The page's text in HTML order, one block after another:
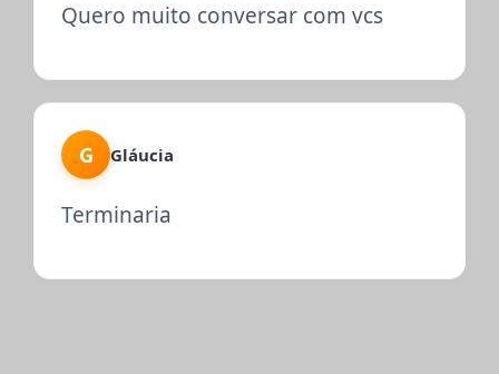
Quero muito conversar com vcs
G Gláucia
Terminaria